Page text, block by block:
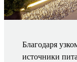
Благодаря
источники